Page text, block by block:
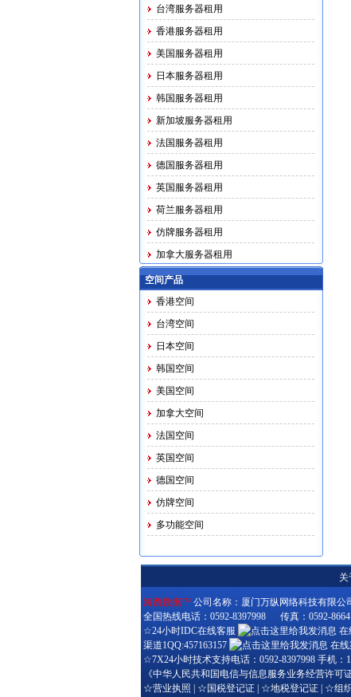
台湾服务器租用
香港服务器租用
美国服务器租用
日本服务器租用
韩国服务器租用
新加坡服务器租用
法国服务器租用
德国服务器租用
英国服务器租用
荷兰服务器租用
仿牌服务器租用
加拿大服务器租用
马印越泰务器租用
空间产品
香港空间
台湾空间
日本空间
韩国空间
美国空间
加拿大空间
法国空间
英国空间
德国空间
仿牌空间
多功能空间
关
海西数据™ 公司名称：厦门万纵网络科技有限公
全国热线电话：0592-8397998 传真：0592-
☆24小时IDC在线客服
在
渠道1QQ:457163157
在线
☆7X24小时技术支持电话：0592-8397998 手机：
《中华人民共和国电信与信息服务业务经营许可
☆营业执照 | ☆ 国税登记证| ☆地税登记证| ☆组